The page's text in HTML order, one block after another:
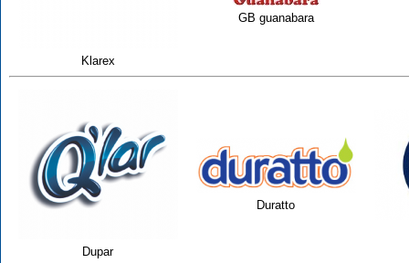
Klarex
GB guanabara
Dupar
Duratto